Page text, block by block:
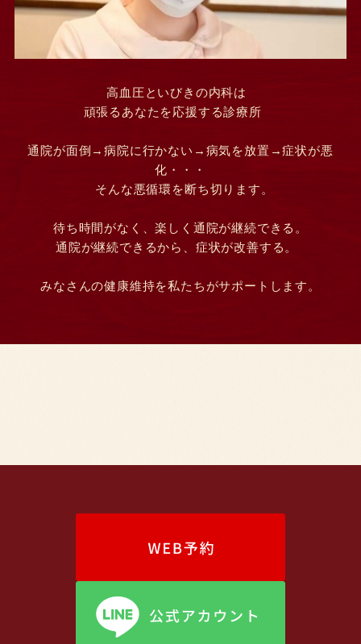
高血圧といびきの内科は
頑張るあなたを応援する診療所
通院が面倒→病院に行かない→病気を放置→症状が悪
化・・・
そんな悪循環を断ち切ります。
待ち時間がなく、楽しく通院が継続できる。
通院が継続できるから、症状が改善する。
みなさんの健康維持を私たちがサポートします。